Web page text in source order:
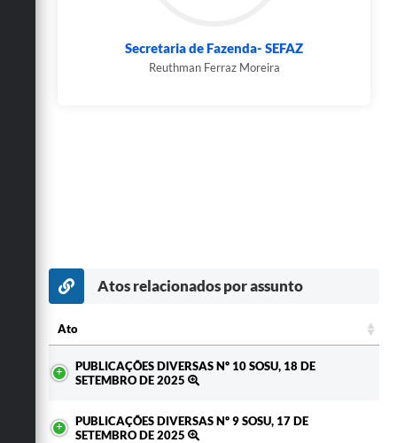
Secretaria de Fazenda- SEFAZ
Reuthman Ferraz Moreira
Atos relacionados por assunto
Ato
PUBLICAÇÕES DIVERSAS Nº 10 SOSU, 18 DE
SETEMBRO DE 2025
PUBLICAÇÕES DIVERSAS Nº 9 SOSU, 17 DE
SETEMBRO DE 2025